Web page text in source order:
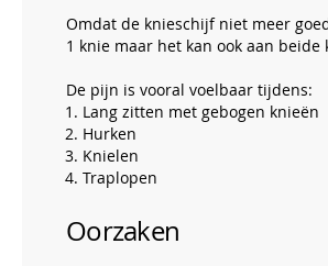
Omdat de knieschijf niet meer
1 knie maar het kan ook aan beide
De pijn is vooral voelbaar tijdens:
Lang zitten met gebogen knieën
Hurken
Knielen
Traplopen
Oorzaken